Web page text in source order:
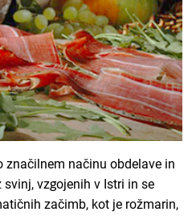
značilnem načinu obdelave in
vzgojenih v Istri in se
začimb, kot je rožmarin,